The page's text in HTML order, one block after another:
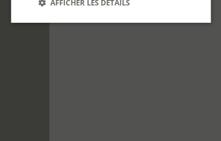
AFFICHER LES DÉTAILS